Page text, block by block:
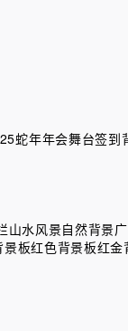
蛇年年会舞台签到
山水风景自然背景
景板红色背景板红金